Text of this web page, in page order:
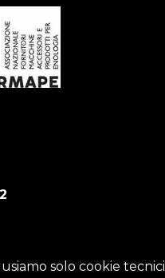
solo cookie tecnici